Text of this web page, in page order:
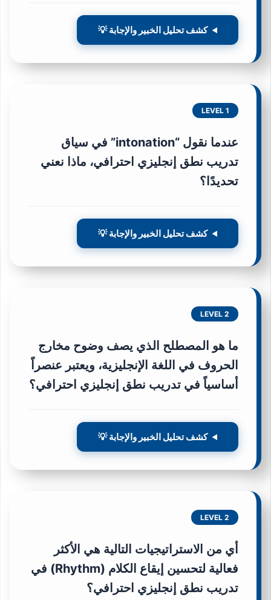
كشف تحليل الخبير والإجابة 💡
LEVEL 1
عندما نقول “intonation” في سياق
تدريب نطق إنجليزي احترافي، ماذا نعني
تحديدًا؟
كشف تحليل الخبير والإجابة 💡
LEVEL 2
ما هو المصطلح الذي يصف وضوح مخارج
الحروف في اللغة الإنجليزية، ويعتبر عنصراً
أساسياً في تدريب نطق إنجليزي احترافي؟
كشف تحليل الخبير والإجابة 💡
LEVEL 2
أي من الاستراتيجيات التالية هي الأكثر
فعالية لتحسين إيقاع الكلام (Rhythm) في
تدريب نطق إنجليزي احترافي؟